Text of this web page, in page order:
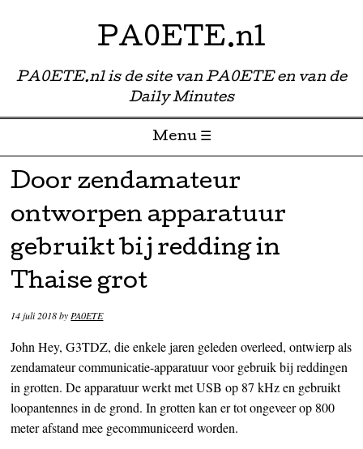
PA0ETE.nl
PA0ETE.nl is de site van PA0ETE en van de
Daily Minutes
Menu ☰
Skip to content
Door zendamateur
ontworpen apparatuur
gebruikt bij redding in
Thaise grot
14 juli 2018byPA0ETE
John Hey, G3TDZ, die enkele jaren geleden overleed, ontwierp als
zendamateur communicatie-apparatuur voor gebruik bij reddingen
in grotten. De apparatuur werkt met USB op 87 kHz en gebruikt
loopantennes in de grond. In grotten kan er tot ongeveer op 800
meter afstand mee gecommuniceerd worden.